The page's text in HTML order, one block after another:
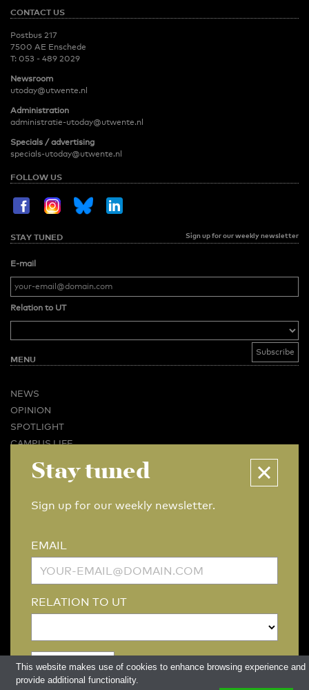
CONTACT US
Postbus 217
7500 AE Enschede
T: 053 - 489 2029
Newsroom
utoday@utwente.nl
Administration
administratie-utoday@utwente.nl
Specials / advertising
specials-utoday@utwente.nl
FOLLOW US
STAY TUNED Sign up for our weekly newsletter
E-mail
Relation to UT
MENU
NEWS
OPINION
SPOTLIGHT
CAMPUS LIFE
BUSINESS & CAREER
CONTACT
ARCHIVE
MORE
LINKS
DISCLAIMER / COPYRIGHT REDACTIESTATUUT/EDITORIAL STATUTE
Stay tuned
Sign up for our weekly newsletter.
EMAIL
RELATION TO UT
This website makes use of cookies to enhance browsing experience and
provide additional functionality.